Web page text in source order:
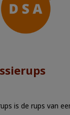
is de rups van